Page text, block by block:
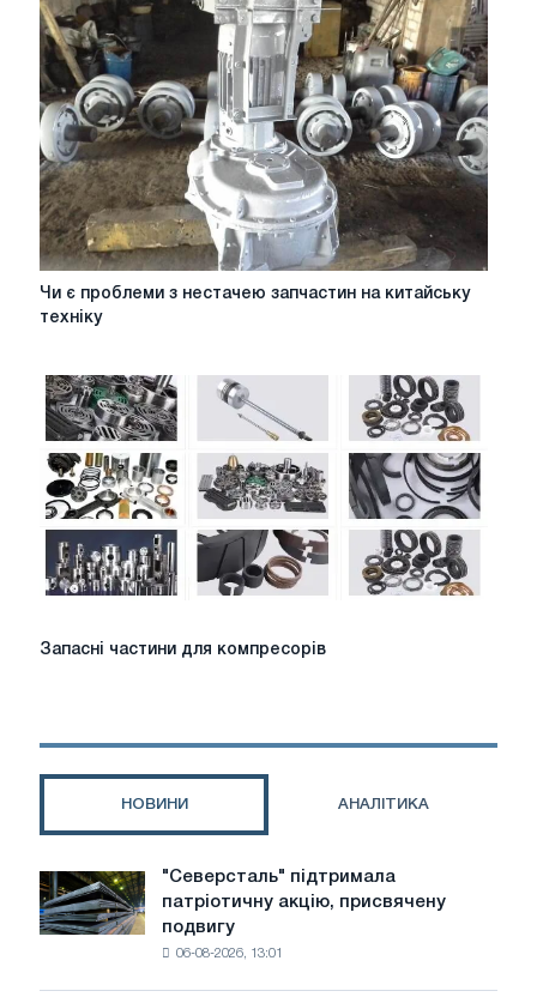
використовуючи
запчастини
з
розбирання?
Чи
нестачею
запчастин
на
китайську
техніку
Чи є проблеми з нестачею запчастин на китайську
техніку
Запасні
Запасні частини для компресорів
НОВИНИ АНАЛІТИКА
"Северсталь"
підтримала
патріотичну
"Северсталь" підтримала
патріотичну акцію, присвячену
подвигу
06-08-2026, 13:01